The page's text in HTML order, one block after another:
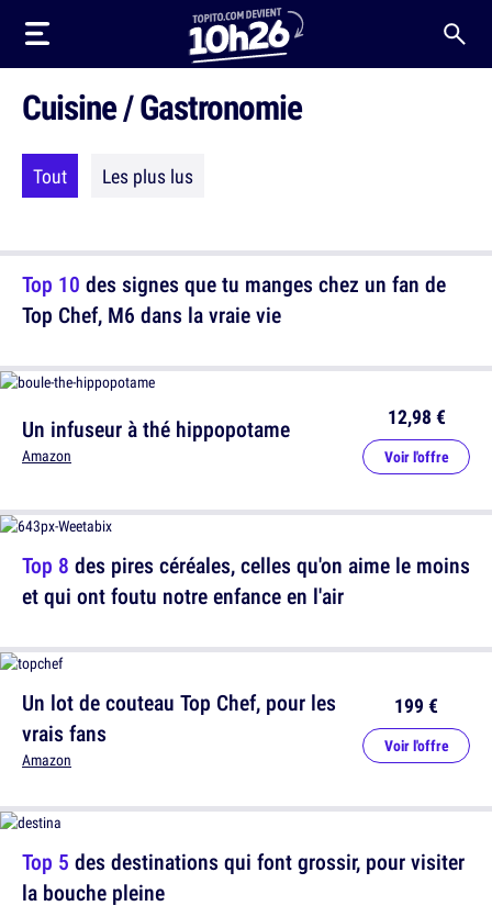
Cuisine / Gastronomie
Tout Les plus lus
Top 10 des signes que tu manges chez un fan de
Top Chef, M6 dans la vraie vie
Un lot de couteau Top Chef, pour les
vrais fans
Amazon
199 €
Voir l'offre
Un infuseur à thé hippopotame
Amazon
12,98 €
Voir l'offre
Top 8 des pires céréales, celles qu'on aime le moins
et qui ont foutu notre enfance en l'air
Top 5 des destinations qui font grossir, pour visiter
la bouche pleine